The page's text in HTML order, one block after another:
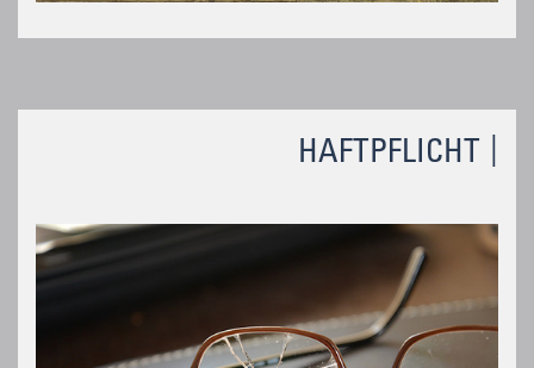
HAFTPFLICHT